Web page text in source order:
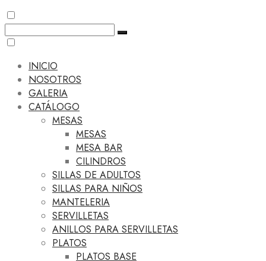
INICIO
NOSOTROS
GALERIA
CATÁLOGO
MESAS
MESAS
MESA BAR
CILINDROS
SILLAS DE ADULTOS
SILLAS PARA NIÑOS
MANTELERIA
SERVILLETAS
ANILLOS PARA SERVILLETAS
PLATOS
PLATOS BASE